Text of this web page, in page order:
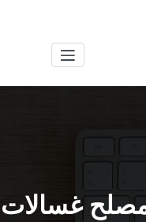
غسالات